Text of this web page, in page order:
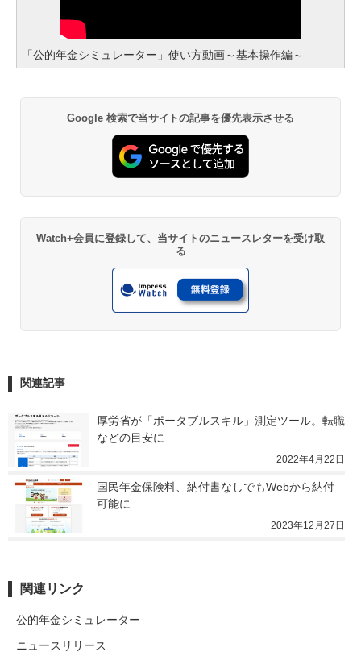
「公的年金シミュレーター」使い方動画～基本操作編～
Google 検索で当サイトの記事を優先表示させる
Watch+会員に登録して、当サイトのニュースレターを受け取
る
関連記事
厚労省が「ポータブルスキル」測定ツール。転職
などの目安に
2022年4月22日
国民年金保険料、納付書なしでもWebから納付
可能に
2023年12月27日
関連リンク
公的年金シミュレーター
ニュースリリース